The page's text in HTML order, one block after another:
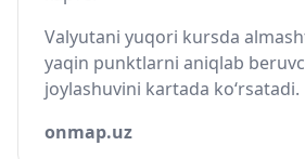
Valyutani yuqori kursda
yaqin punktlarni aniqlab
joylashuvini kartada ko‘rsatadi.
onmap.uz